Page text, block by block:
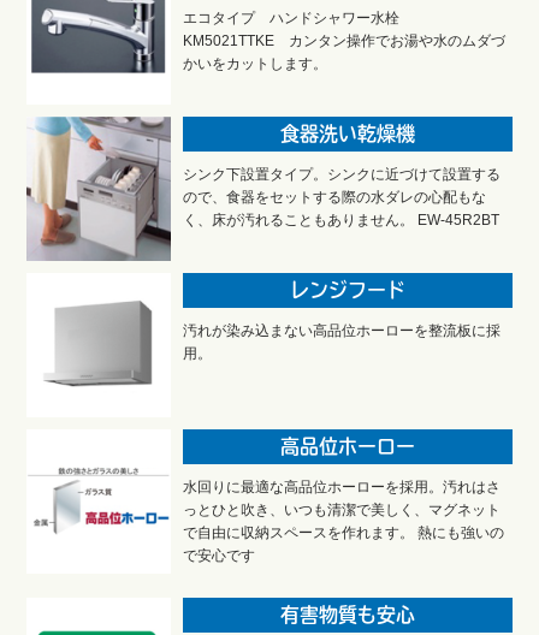
エコタイプ ハンドシャワー水栓
KM5021TTKE カンタン操作でお湯や水のムダづ
かいをカットします。
食器洗い乾燥機
シンク下設置タイプ。シンクに近づけて設置する
ので、食器をセットする際の水ダレの心配もな
く、床が汚れることもありません。 EW-45R2BT
レンジフード
汚れが染み込まない高品位ホーローを整流板に採
用。
高品位ホーロー
水回りに最適な高品位ホーローを採用。汚れはさ
っとひと吹き、いつも清潔で美しく、マグネット
で自由に収納スペースを作れます。 熱にも強いの
で安心です
有害物質も安心